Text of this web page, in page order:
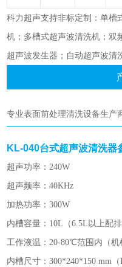
科力超声支持非标定制：单槽
机 ；多槽式超声波清洗机 ；双
超声波发生器 ；自动超声波清
专业表面前处理清洗设备生
KL-040台式超声波清洗器
超声功率：240W
超声频率：40KHz
加热功率：300W
内槽容量：10L（6.5L以上配排
工作液温：20-80℃范围内（机
内槽尺寸：300*240*150 mm（